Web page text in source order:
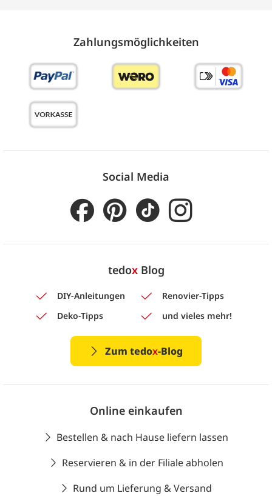
Zahlungs­möglich­keiten
Social Media
tedoxBlog
DIY-Anleitungen
Renovier-Tipps
Deko-Tipps
und vieles mehr!
Zum tedox-Blog
Online einkaufen
Bestellen & nach Hause liefern lassen
Reservieren & in der Filiale abholen
Rund um Lieferung & Versand